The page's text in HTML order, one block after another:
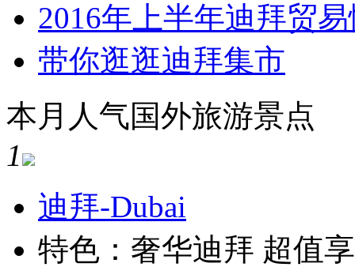
2016年上半年迪拜贸
带你逛逛迪拜集市
本月人气国外旅游景点
1
迪拜-Dubai
特色：奢华迪拜 超值